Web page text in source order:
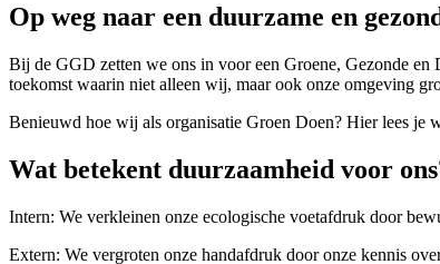
Op weg naar een duurzame en
Bij de GGD zetten we ons in voor een Groene, Gezonde en
toekomst waarin niet alleen wij, maar ook onze omgeving
Benieuwd hoe wij als organisatie Groen Doen? Hier lees je
Wat betekent duurzaamheid voor
Intern: We verkleinen onze ecologische voetafdruk door
Extern: We vergroten onze handafdruk door onze kennis